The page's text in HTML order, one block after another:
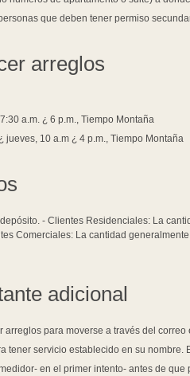
que deben tener permiso
arreglos
a.m. ¿ 6 p.m., Tiempo Montaña
jueves, 10 a.m ¿ 4 p.m., Tiempo Montaña
- Clientes Residenciales: La
Comerciales: La cantidad
adicional
arreglos para moverse a través del correo
tener servicio establecido en su nombre.
en el primer intento- antes de